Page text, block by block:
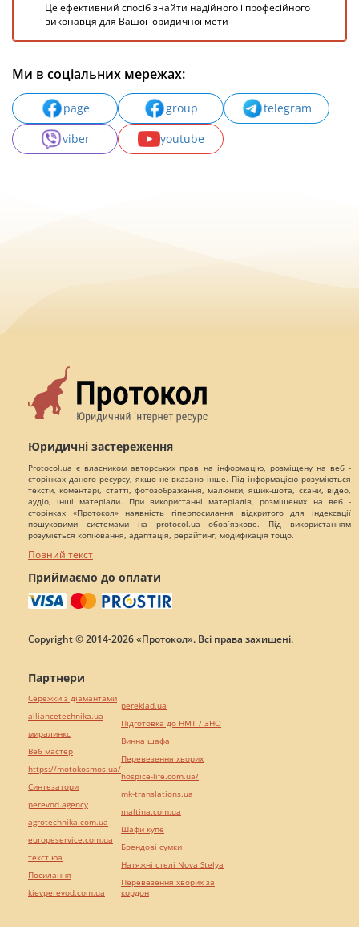
Це ефективний спосіб знайти надійного і професійного
виконавця для Вашої юридичної мети
Ми в соціальних мережах:
page group
telegram
viber
youtube
Юридичні застереження
Protocol.ua є власником авторських прав на інформацію, розміщену на веб -
сторінках даного ресурсу, якщо не вказано інше. Під інформацією розуміються
тексти, коментарі, статті, фотозображення, малюнки, ящик-шота, скани, відео,
аудіо, інші матеріали. При використанні матеріалів, розміщених на веб -
сторінках «Протокол» наявність гіперпосилання відкритого для індексації
пошуковими системами на protocol.ua обов`язкове. Під використанням
розуміється копіювання, адаптація, рерайтинг, модифікація тощо.
Повний текст
Приймаємо до оплати
Copyright © 2014-2026 «Протокол». Всі права захищені.
Партнери
Сережки з діамантами
alliancetechnika.ua
миралинкс
Веб мастер
https://motokosmos.ua/
Синтезатори
perevod.agency
agrotechnika.com.ua
europeservice.com.ua
текст юа
Посилання
kievperevod.com.ua
pereklad.ua
Підготовка до НМТ / ЗНО
Винна шафа
Перевезення хворих
hospice-life.com.ua/
mk-translations.ua
maltina.com.ua
Шафи купе
Брендові сумки
Натяжні стелі Nova Stelya
Перевезення хворих за
кордон